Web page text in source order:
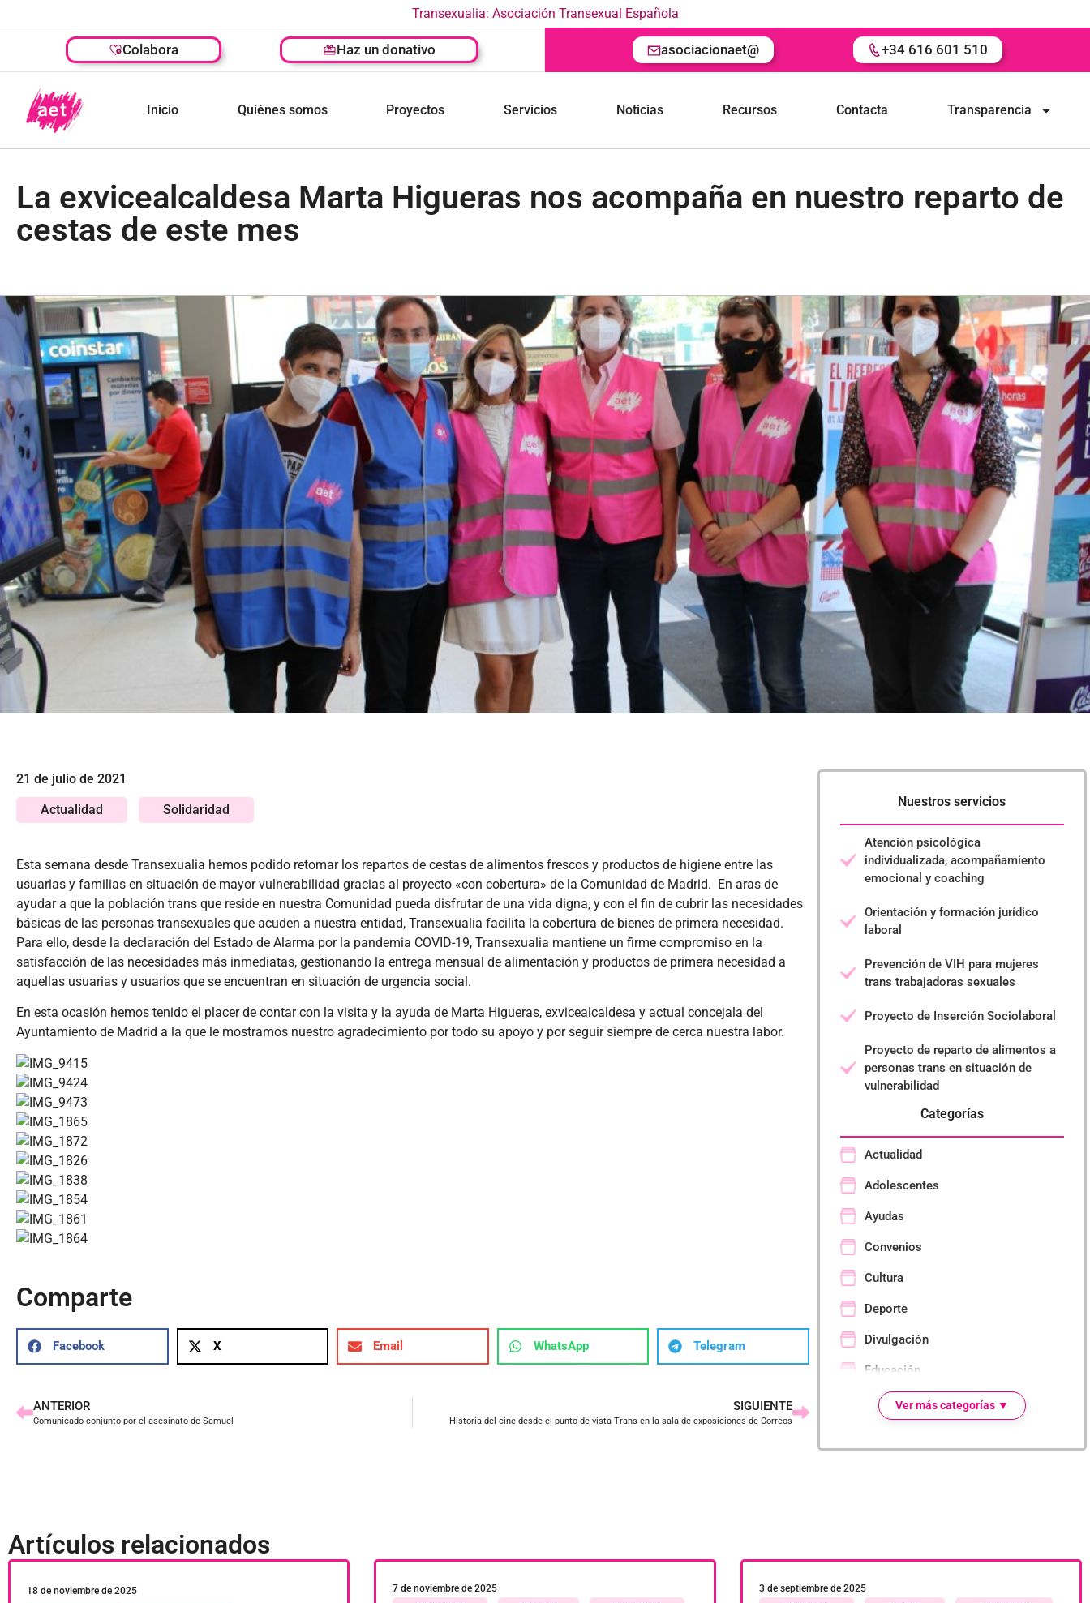
Transexualia: Asociación Transexual Española
Inicio Quiénes somos Proyectos Servicios Noticias Recursos Contacta Transparencia
Colabora Haz un donativo asociacionaet@ +34 616 601 510
La exvicealcaldesa Marta Higueras nos acompaña en nuestro reparto de
cestas de este mes
21 de julio de 2021
Actualidad
Solidaridad
Esta semana desde Transexualia hemos podido retomar los repartos de cestas de alimentos frescos y productos de higiene entre las
usuarias y familias en situación de mayor vulnerabilidad gracias al proyecto «con cobertura» de la Comunidad de Madrid. En aras de
ayudar a que la población trans que reside en nuestra Comunidad pueda disfrutar de una vida digna, y con el fin de cubrir las necesidades
básicas de las personas transexuales que acuden a nuestra entidad, Transexualia facilita la cobertura de bienes de primera necesidad.
Para ello, desde la declaración del Estado de Alarma por la pandemia COVID-19, Transexualia mantiene un firme compromiso en la
satisfacción de las necesidades más inmediatas, gestionando la entrega mensual de alimentación y productos de primera necesidad a
aquellas usuarias y usuarios que se encuentran en situación de urgencia social.
En esta ocasión hemos tenido el placer de contar con la visita y la ayuda de Marta Higueras, exvicealcaldesa y actual concejala del
Ayuntamiento de Madrid a la que le mostramos nuestro agradecimiento por todo su apoyo y por seguir siempre de cerca nuestra labor.
Comparte
Facebook X Email WhatsApp Telegram
ANTERIOR
Comunicado conjunto por el asesinato de Samuel
SIGUIENTE
Historia del cine desde el punto de vista Trans en la sala de exposiciones de Correos
Nuestros servicios
Atención psicológica
individualizada, acompañamiento
emocional y coaching
Orientación y formación jurídico
laboral
Prevención de VIH para mujeres
trans trabajadoras sexuales
Proyecto de Inserción Sociolaboral
Proyecto de reparto de alimentos a
personas trans en situación de
vulnerabilidad
Categorías
Actualidad
Adolescentes
Ayudas
Convenios
Cultura
Deporte
Divulgación
Educación
Empresa
Legal
Ver más categorías ▼
Artículos relacionados
18 de noviembre de 2025
7 de noviembre de 2025
3 de septiembre de 2025